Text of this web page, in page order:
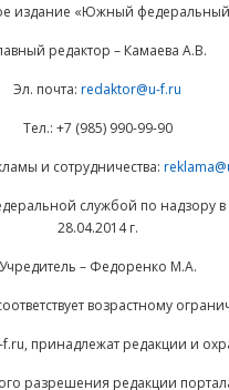
издание «Южный
редактор – Камаева А.В.
Эл. почта: redaktor@u-f.ru
Тел.: +7 (985) 990-99-90
и сотрудничества:
службой по
28.04.2014 г.
Учредитель – Федоренко М.А.
возрастному
принадлежат редакции и
разрешения редакции